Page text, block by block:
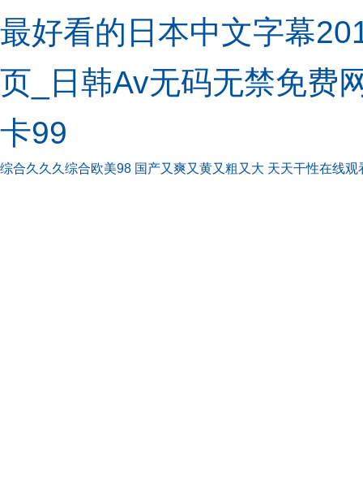
最好看的日本中文字幕
页_日韩Av无码无禁免费
卡99
综合久久久综合欧美98 国产又爽又黄又粗又大 天天干性在线观